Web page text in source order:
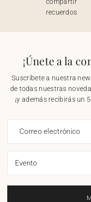
recuerdos
¡Únete a la
Suscríbete a nuestra
de todas nuestras
¡y además recibirás un
Correo electrónico